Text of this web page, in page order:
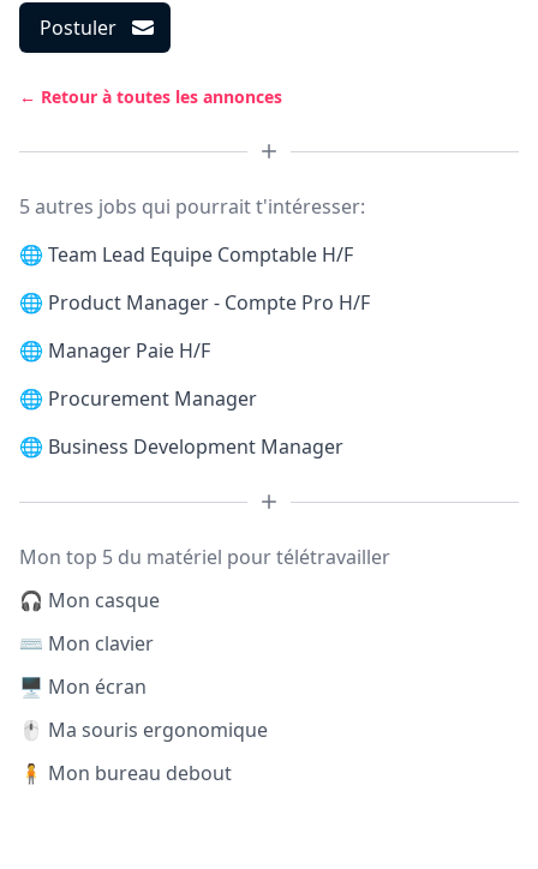
Postuler
← Retour à toutes les annonces
5 autres jobs qui pourrait t'intéresser:
🌐 Team Lead Equipe Comptable H/F
🌐 Product Manager - Compte Pro H/F
🌐 Manager Paie H/F
🌐 Procurement Manager
🌐 Business Development Manager
Mon top 5 du matériel pour télétravailler
🎧 Mon casque
⌨️ Mon clavier
🖥️ Mon écran
🖱️ Ma souris ergonomique
🧍 Mon bureau debout